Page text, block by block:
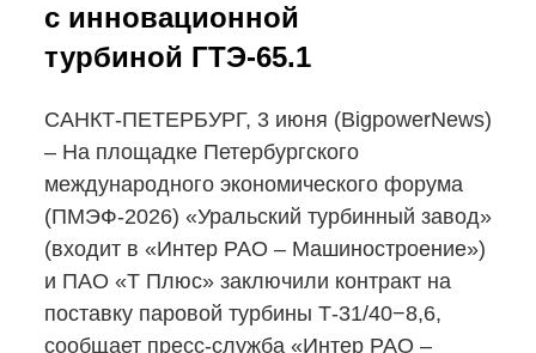
с инновационной
турбиной ГТЭ-65.1
САНКТ-ПЕТЕРБУРГ, 3 июня (BigpowerNews)
– На площадке Петербургского
международного экономического форума
(ПМЭФ-2026) «Уральский турбинный завод»
(входит в «Интер РАО – Машиностроение»)
и ПАО «Т Плюс» заключили контракт на
поставку паровой турбины Т-31/40−8,6,
сообщает пресс-служба «Интер РАО –